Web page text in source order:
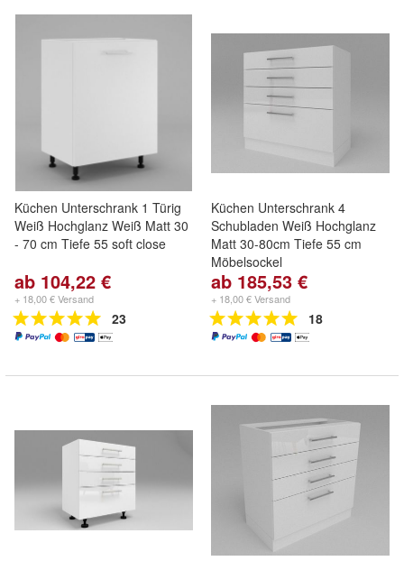
Küchen Unterschrank 1 Türig
Weiß Hochglanz Weiß Matt 30
- 70 cm Tiefe 55 soft close
ab 104,22 €
+ 18,00 € Versand
23
Küchen Unterschrank 4
Schubladen Weiß Hochglanz
Matt 30-80cm Tiefe 55 cm
Möbelsockel
ab 185,53 €
+ 18,00 € Versand
18